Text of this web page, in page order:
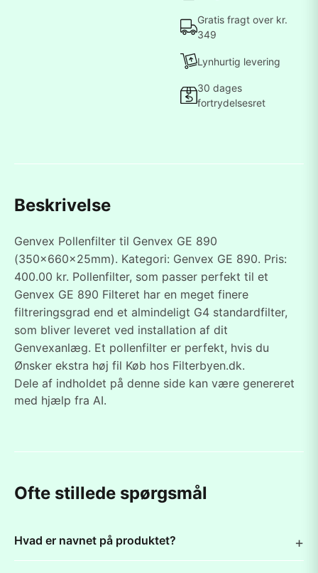
Gratis fragt over kr.
349
Lynhurtig levering
30 dages
fortrydelsesret
Beskrivelse
Genvex Pollenfilter til Genvex GE 890
(350x660x25mm). Kategori: Genvex GE 890. Pris:
400.00 kr. Pollenfilter, som passer perfekt til et
Genvex GE 890 Filteret har en meget finere
filtreringsgrad end et almindeligt G4 standardfilter,
som bliver leveret ved installation af dit
Genvexanlæg. Et pollenfilter er perfekt, hvis du
Ønsker ekstra høj fil Køb hos Filterbyen.dk.
Dele af indholdet på denne side kan være genereret
med hjælp fra AI.
Ofte stillede spørgsmål
Hvad er navnet på produktet?